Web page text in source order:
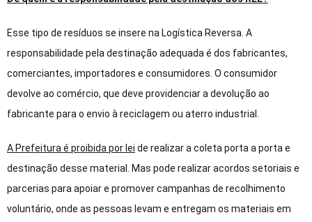
Esse tipo de resíduos se insere na Logística Reversa. A
responsabilidade pela destinação adequada é dos fabricantes,
comerciantes, importadores e consumidores. O consumidor
devolve ao comércio, que deve providenciar a devolução ao
fabricante para o envio à reciclagem ou aterro industrial.
A Prefeitura é proibida por lei de realizar a coleta porta a porta e
destinação desse material. Mas pode realizar acordos setoriais e
parcerias para apoiar e promover campanhas de recolhimento
voluntário, onde as pessoas levam e entregam os materiais em